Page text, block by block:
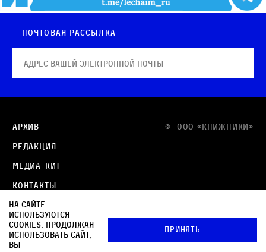
Почтовая рассылка
© OOO «КНИЖНИКИ»
Архив
Редакция
Медиа-кит
Контакты
Политика в отношении обработки персональных
данных
Политика обработки файлов cookie
На сайте
используются
cookies. Продолжая
использовать сайт,
вы
Принять